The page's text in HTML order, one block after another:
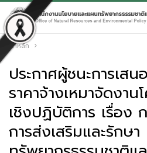
หน้าหลัก
ประกาศผู้ชนะการเส
ราคาจ้างเหมาจัดงาน
เชิงปฏิบัติการ เรื่อง
การส่งเสริมและรักษา